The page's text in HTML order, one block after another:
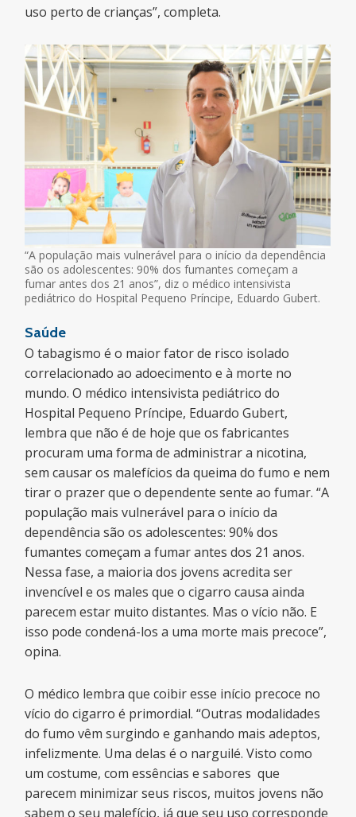
uso perto de crianças”, completa.
“A população mais vulnerável para o início da dependência
são os adolescentes: 90% dos fumantes começam a
fumar antes dos 21 anos”, diz o médico intensivista
pediátrico do Hospital Pequeno Príncipe, Eduardo Gubert.
Saúde
O tabagismo é o maior fator de risco isolado
correlacionado ao adoecimento e à morte no
mundo. O médico intensivista pediátrico do
Hospital Pequeno Príncipe, Eduardo Gubert,
lembra que não é de hoje que os fabricantes
procuram uma forma de administrar a nicotina,
sem causar os malefícios da queima do fumo e nem
tirar o prazer que o dependente sente ao fumar. “A
população mais vulnerável para o início da
dependência são os adolescentes: 90% dos
fumantes começam a fumar antes dos 21 anos.
Nessa fase, a maioria dos jovens acredita ser
invencível e os males que o cigarro causa ainda
parecem estar muito distantes. Mas o vício não. E
isso pode condená-los a uma morte mais precoce”,
opina.
O médico lembra que coibir esse início precoce no
vício do cigarro é primordial. “Outras modalidades
do fumo vêm surgindo e ganhando mais adeptos,
infelizmente. Uma delas é o narguilé. Visto como
um costume, com essências e sabores que
parecem minimizar seus riscos, muitos jovens não
sabem o seu malefício, já que seu uso corresponde